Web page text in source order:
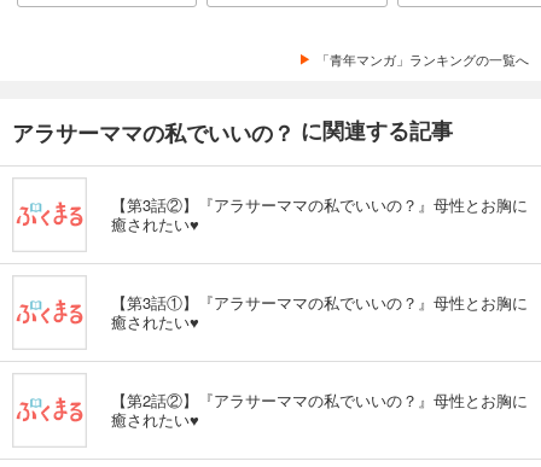
「青年マンガ」ランキングの一覧へ
アラサーママの私でいいの？ に関連する記事
【第3話②】『アラサーママの私でいいの？』母性とお胸に
癒されたい♥
【第3話①】『アラサーママの私でいいの？』母性とお胸に
癒されたい♥
【第2話②】『アラサーママの私でいいの？』母性とお胸に
癒されたい♥